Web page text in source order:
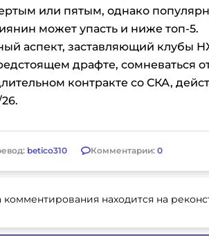
или пятым, однако
может упасть и ниже топ-5.
аспект, заставляющий клубы
драфте, сомневаться
контракте со СКА,
betico310 Комментарии: 0
комментирования находится на